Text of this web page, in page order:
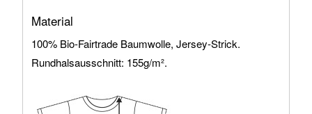
Material
100% Bio-Fairtrade Baumwolle, Jersey-Strick.
Rundhalsausschnitt: 155g/m².